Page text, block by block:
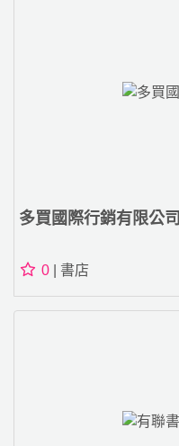
多買國際行銷有限公司
0 | 書店